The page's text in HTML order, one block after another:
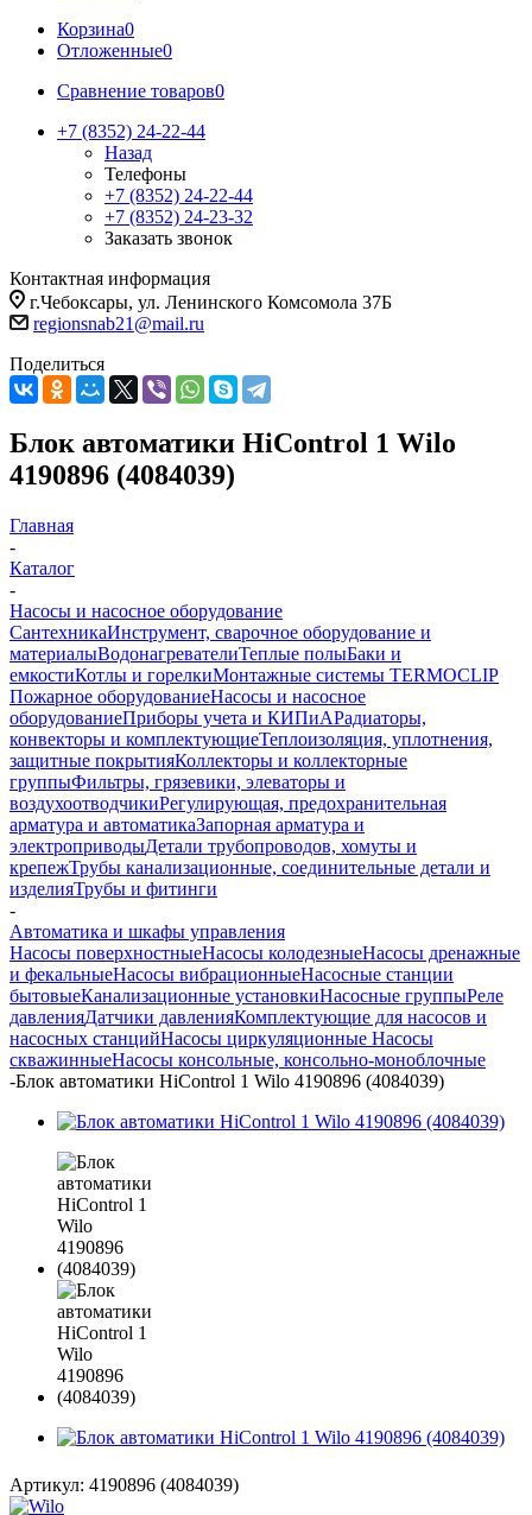
Корзина0
Отложенные0
Сравнение товаров0
+7 (8352) 24-22-44
Назад
Телефоны
+7 (8352) 24-22-44
+7 (8352) 24-23-32
Заказать звонок
Контактная информация
г.Чебоксары, ул. Ленинского Комсомола 37Б
regionsnab21@mail.ru
Поделиться
Блок автоматики HiControl 1 Wilo
4190896 (4084039)
Главная
-
Каталог
-
Насосы и насосное оборудование
СантехникаИнструмент, сварочное оборудование и
материалыВодонагревателиТеплые полыБаки и
емкостиКотлы и горелкиМонтажные системы TERMOCLIP
Пожарное оборудованиеНасосы и насосное
оборудованиеПриборы учета и КИПиАРадиаторы,
конвекторы и комплектующиеТеплоизоляция, уплотнения,
защитные покрытияКоллекторы и коллекторные
группыФильтры, грязевики, элеваторы и
воздухоотводчикиРегулирующая, предохранительная
арматура и автоматикаЗапорная арматура и
электроприводыДетали трубопроводов, хомуты и
крепежТрубы канализационные, соединительные детали и
изделияТрубы и фитинги
-
Автоматика и шкафы управления
Насосы поверхностныеНасосы колодезныеНасосы дренажные
и фекальныеНасосы вибрационныеНасосные станции
бытовыеКанализационные установкиНасосные группыРеле
давленияДатчики давленияКомплектующие для насосов и
насосных станцийНасосы циркуляционные Насосы
скважинныеНасосы консольные, консольно-моноблочные
-Блок автоматики HiControl 1 Wilo 4190896 (4084039)
Артикул: 4190896 (4084039)